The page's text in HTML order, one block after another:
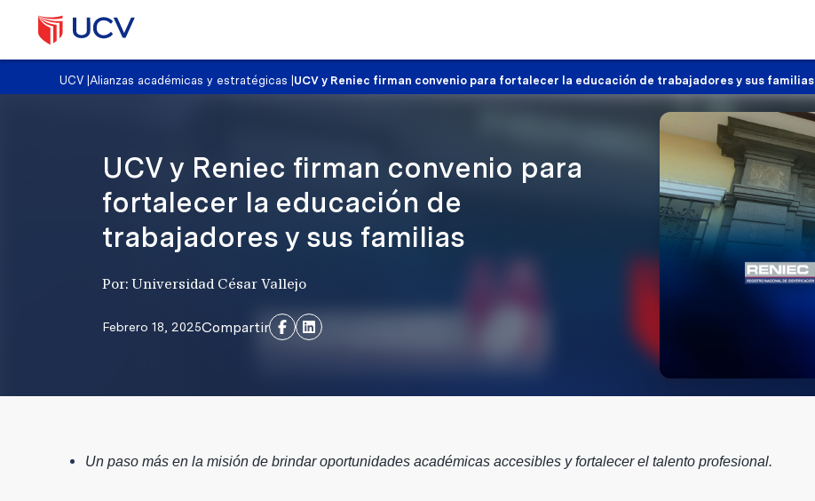
UCV |Alianzas académicas y estratégicas UCV y Reniec firman convenio para fortalecer la educación de trabajadores y sus familias
UCV y Reniec firman convenio para
fortalecer la educación de
trabajadores y sus familias
Por: Universidad César Vallejo
Febrero 18, 2025Compartir
Un paso más en la misión de brindar oportunidades académicas accesibles y fortalecer el talento profesional.